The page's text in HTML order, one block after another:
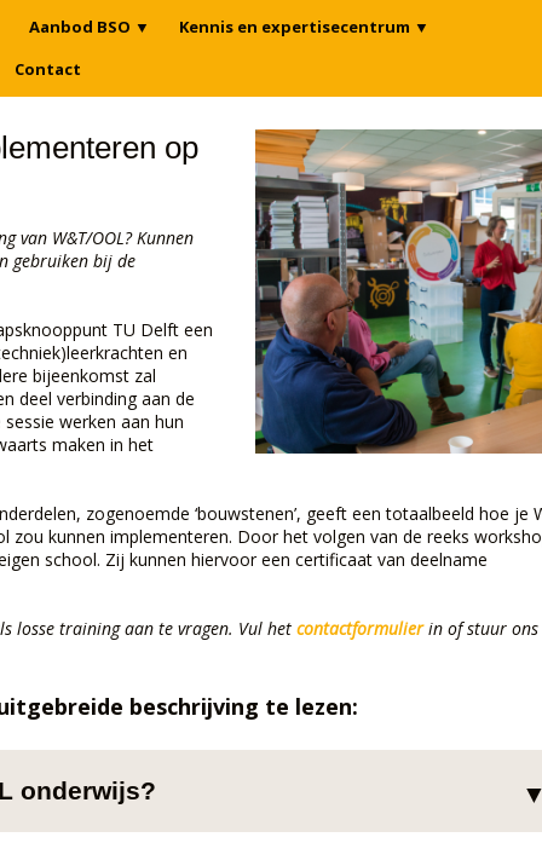
Aanbod BSO ▼ Kennis en expertisecentrum ▼
Contact
op
van W&T/OOL? Kunnen
gebruiken bij de
TU Delft een
en
bijeenkomst zal
deel verbinding aan de
werken aan hun
maken in het
zogenoemde ‘bouwstenen’, geeft een totaalbeeld hoe je
zou kunnen implementeren. Door het volgen van de reeks
school. Zij kunnen hiervoor een certificaat van deelname
losse training aan te vragen. Vul het contactformulierin of stuur ons
beschrijving te lezen:
onderwijs? ▼